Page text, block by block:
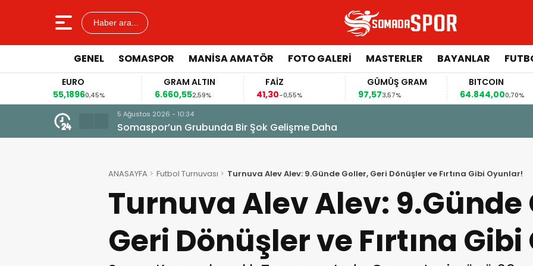
Haber ara...
GENEL SOMASPOR MANISA AMATÖR FOTO GALERI MASTERLER BAYANLAR
6.660,55
FAİZ
41,30-0,55%
GÜMÜŞ GRAM
97,57
BITCOIN
64.844,00
GBP/TRY
64,44920,41%
5 Ağustos 2026 - 10:34
Somaspor’un Grubunda Bir Şok Gelişme Daha
ANASAYFA Futbol Turnuvası Turnuva Alev Alev: 9.Günde Goller, Geri Dönüşler ve Fırtına Gibi Oyunlar!
Turnuva Alev Alev: 9.Günde
Geri Dönüşler ve Fırtına